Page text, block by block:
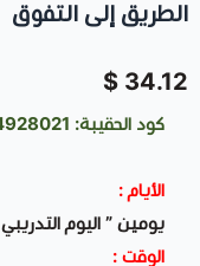
الطريق إلى التفوق
34.12 $
كود الحقيبة: TRSD4928021
الأيام :
يومين ” اليوم التدريبي 4 ساعات ” .
الوقت :